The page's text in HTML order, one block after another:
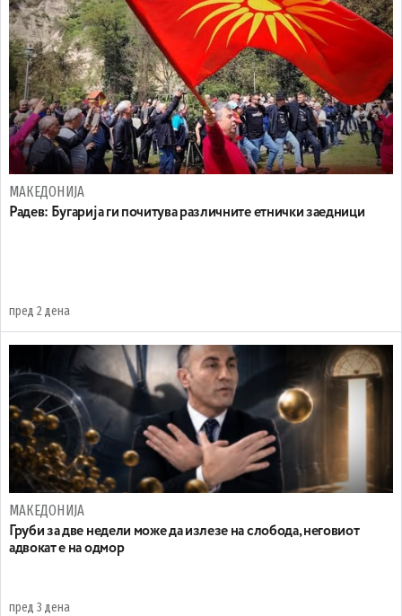
МАКЕДОНИЈА
Радев: Бугарија ги почитува различните етнички заедници
пред 2 дена
МАКЕДОНИЈА
Груби за две недели може да излезе на слобода, неговиот
адвокат е на одмор
пред 3 дена